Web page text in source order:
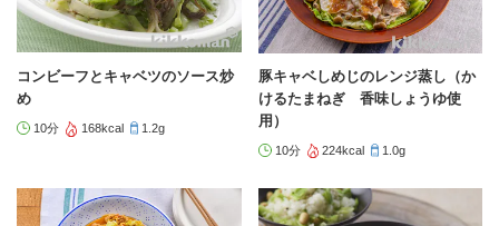
コンビーフとキャベツのソース炒
め
10分 168kcal 1.2g
豚キャベしめじのレンジ蒸し（か
けるたまねぎ 香味しょうゆ使
用）
10分 224kcal 1.0g